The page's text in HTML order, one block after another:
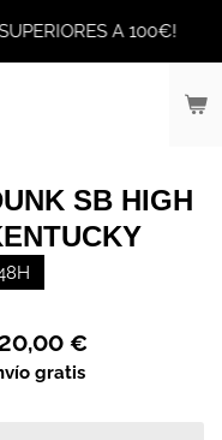
A 100€!
SB HIGH
€
gratis